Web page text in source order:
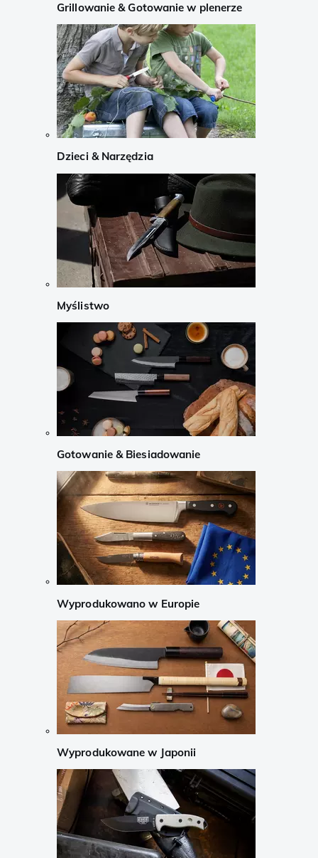
Grillowanie & Gotowanie w plenerze
Dzieci & Narzędzia
Myślistwo
Gotowanie & Biesiadowanie
Wyprodukowano w Europie
Wyprodukowane w Japonii